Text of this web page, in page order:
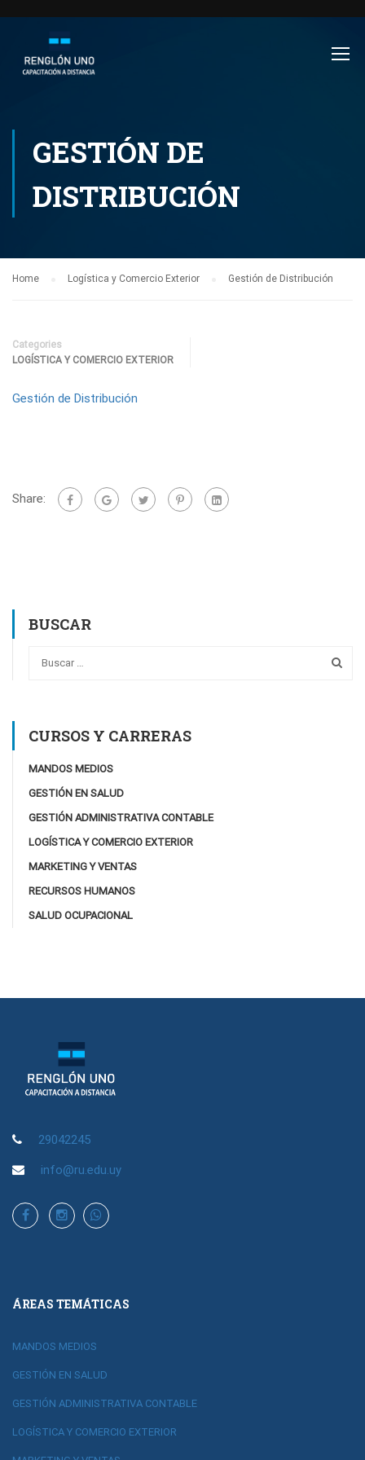
GESTIÓN DE
DISTRIBUCIÓN
Home Logística y Comercio Exterior Gestión de Distribución
Categories
LOGÍSTICA Y COMERCIO EXTERIOR
Gestión de Distribución
Share:
BUSCAR
CURSOS Y CARRERAS
MANDOS MEDIOS
GESTIÓN EN SALUD
GESTIÓN ADMINISTRATIVA CONTABLE
LOGÍSTICA Y COMERCIO EXTERIOR
MARKETING Y VENTAS
RECURSOS HUMANOS
SALUD OCUPACIONAL
29042245
info@ru.edu.uy
ÁREAS TEMÁTICAS
MANDOS MEDIOS
GESTIÓN EN SALUD
GESTIÓN ADMINISTRATIVA CONTABLE
LOGÍSTICA Y COMERCIO EXTERIOR